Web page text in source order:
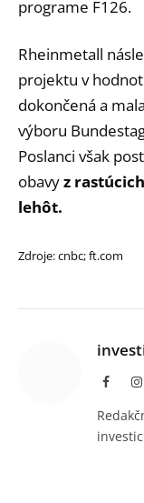
programe F126.
Rheinmetall
projektu v
dokončená a
výboru
Poslanci však
obavyz
lehôt.
Zdroje: cnbc; ft.com